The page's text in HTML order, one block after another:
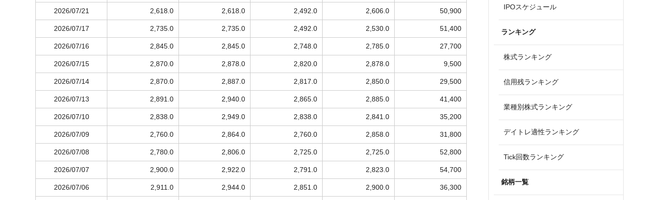
2026/07/21 2,618.0 2,618.0 2,492.0 2,606.0 50,900
2026/07/17 2,735.0 2,735.0 2,492.0 2,530.0 51,400
2026/07/16 2,845.0 2,845.0 2,748.0 2,785.0 27,700
2026/07/15 2,870.0 2,878.0 2,820.0 2,878.0 9,500
2026/07/14 2,870.0 2,887.0 2,817.0 2,850.0 29,500
2026/07/13 2,891.0 2,940.0 2,865.0 2,885.0 41,400
2026/07/10 2,838.0 2,949.0 2,838.0 2,841.0 35,200
2026/07/09 2,760.0 2,864.0 2,760.0 2,858.0 31,800
2026/07/08 2,780.0 2,806.0 2,725.0 2,725.0 52,800
2026/07/07 2,900.0 2,922.0 2,791.0 2,823.0 54,700
2026/07/06 2,911.0 2,944.0 2,851.0 2,900.0 36,300
IPOスケジュール
ランキング
株式ランキング
信用残ランキング
業種別株式ランキング
デイトレ適性ランキング
Tick回数ランキング
銘柄一覧